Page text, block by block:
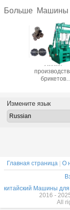
Больше Машины
цвета
Линия
брикетов
пресс-машина
для
Измените язык
Главная страница| О
китайский Машины
2016 -
All